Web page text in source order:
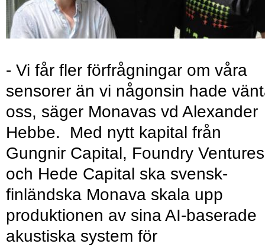
- Vi får fler förfrågningar om våra
sensorer än vi någonsin hade
oss, säger Monavas vd Alexander
Hebbe. Med nytt kapital från
Gungnir Capital, Foundry Ventures
och Hede Capital ska svensk-
finländska Monava skala upp
produktionen av sina AI-baserade
akustiska system för